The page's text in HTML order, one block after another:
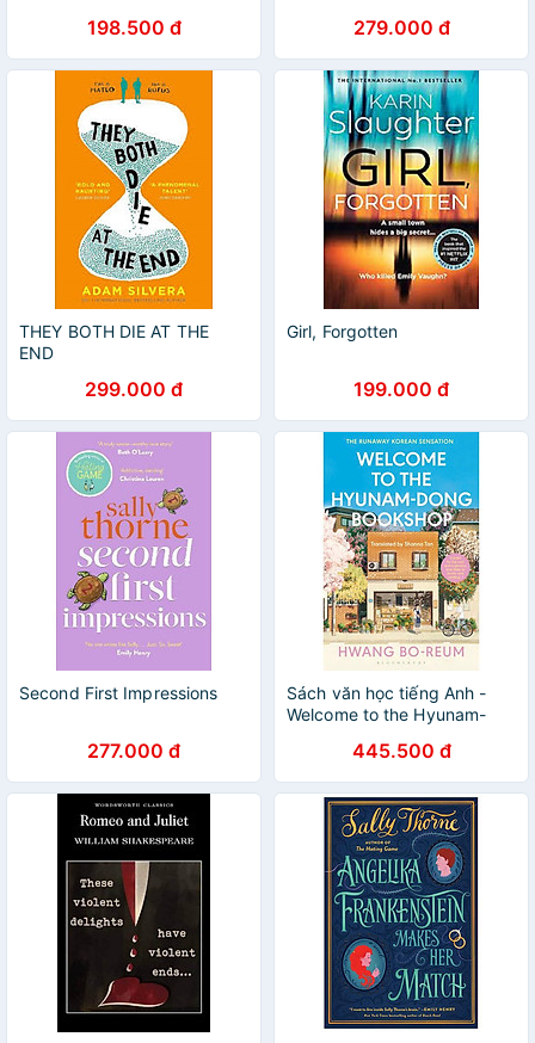
198.500 đ 279.000 đ
THEY BOTH DIE AT THE
END
299.000 đ
Girl, Forgotten
199.000 đ
Second First Impressions
277.000 đ
Sách văn học tiếng Anh -
Welcome to the Hyunam-
445.500 đ